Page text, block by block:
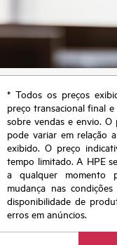
* Todos os preços
preço transacional final
sobre vendas e envio.
pode variar em relação
exibido. O preço
tempo limitado. A HPE
a qualquer momento
mudança nas
disponibilidade de
erros em anúncios.